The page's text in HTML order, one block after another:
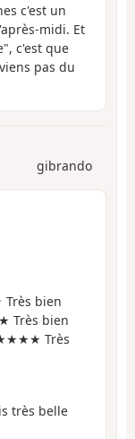
c'est un
midi. Et
c'est que
pas du
gibrando
bien
bien
Très
très belle